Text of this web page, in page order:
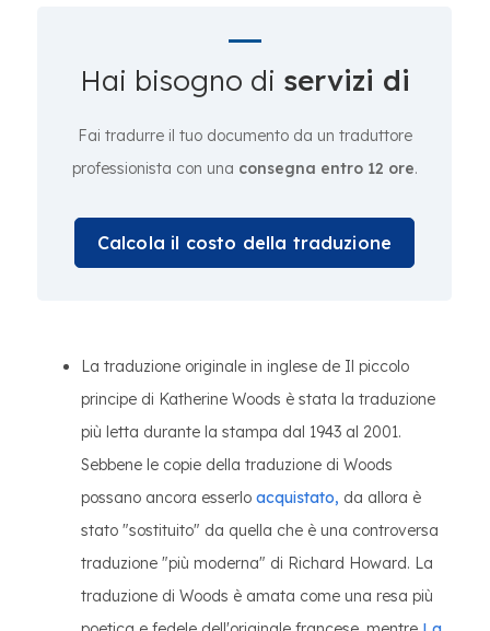
Hai bisogno di servizi di
Fai tradurre il tuo documento da un traduttore
professionista con una consegna entro 12 ore.
Calcola il costo della traduzione
La traduzione originale in inglese de Il piccolo
principe di Katherine Woods è stata la traduzione
più letta durante la stampa dal 1943 al 2001.
Sebbene le copie della traduzione di Woods
possano ancora esserlo acquistato, da allora è
stato "sostituito" da quella che è una controversa
traduzione "più moderna" di Richard Howard. La
traduzione di Woods è amata come una resa più